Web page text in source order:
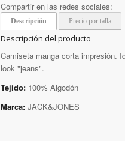
Compartir en las redes sociales:
Descripción Precio por talla
Descripción del producto
Camiseta manga corta impresión.
look "jeans".
Tejido: 100% Algodón
Marca: JACK&JONES